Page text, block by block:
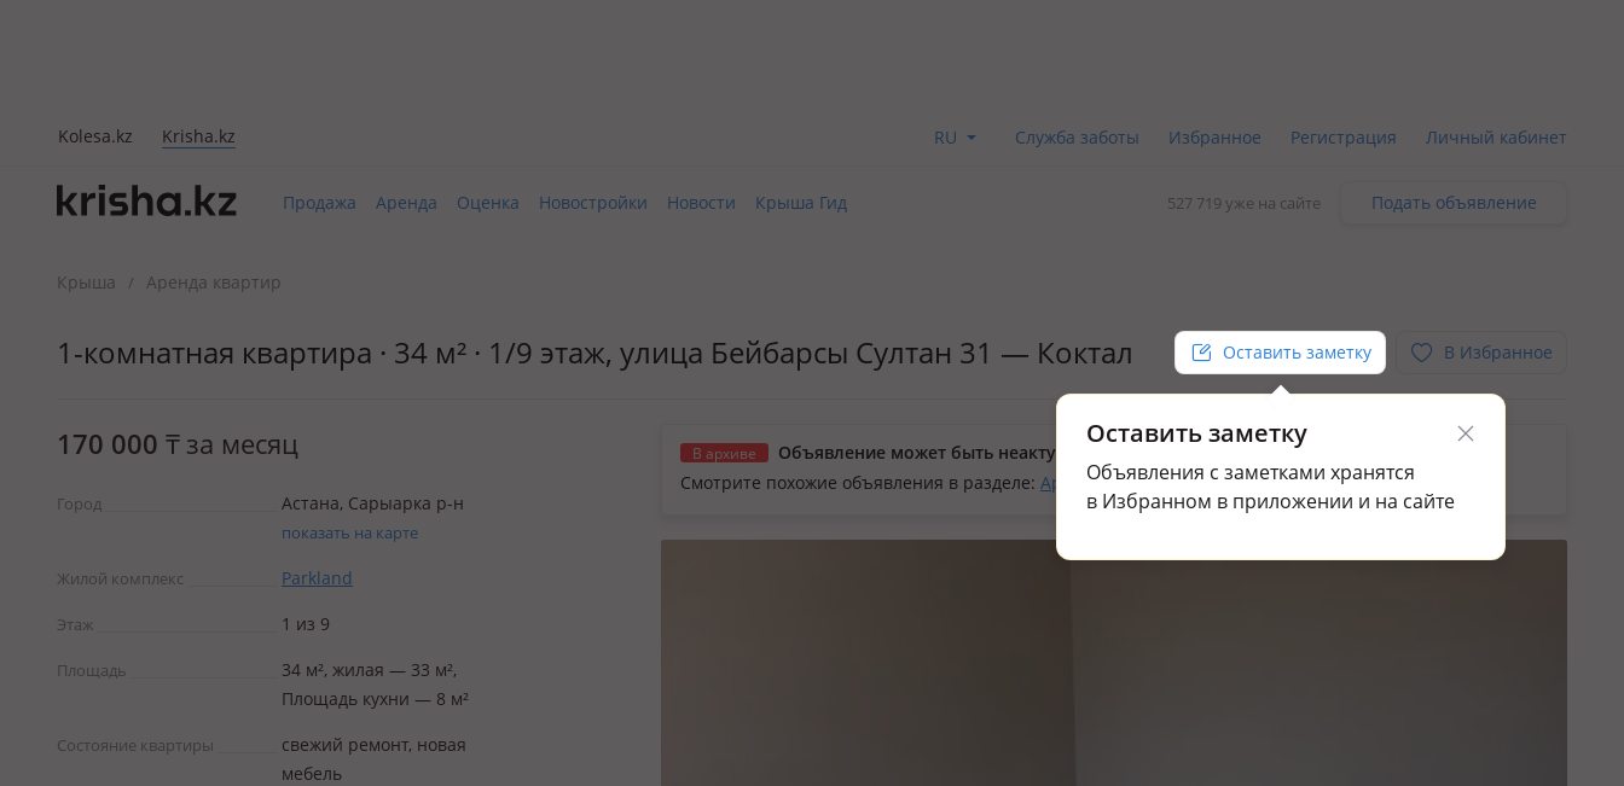
Kolesa.kz Krisha.kz RU Служба заботы Избранное Регистрация Личный кабинет
Продажа Аренда Оценка Новостройки Новости Крыша Гид 527 719 уже на сайте Подать объявление
Крыша / Аренда квартир
1-комнатная квартира · 34 м² · 1/9 этаж, улица Бейбарсы Султан 31 — Коктал Оставить заметку
Оставить заметку
Объявления с заметками хранятся
в Избранном в приложении и на сайте
В Избранное
170 000 ₸ за месяц
Город Астана, Сарыарка р-н
показать на карте
Жилой комплекс Parkland
Этаж 1 из 9
Площадь
34 м², жилая — 33 м²,
Площадь кухни — 8 м²
Состояние квартиры
свежий ремонт, новая
мебель
В архиве
Объявление может быть неактуальным.
Смотрите похожие объявления в разделе: Аренда квартир в Сарыарка р-н